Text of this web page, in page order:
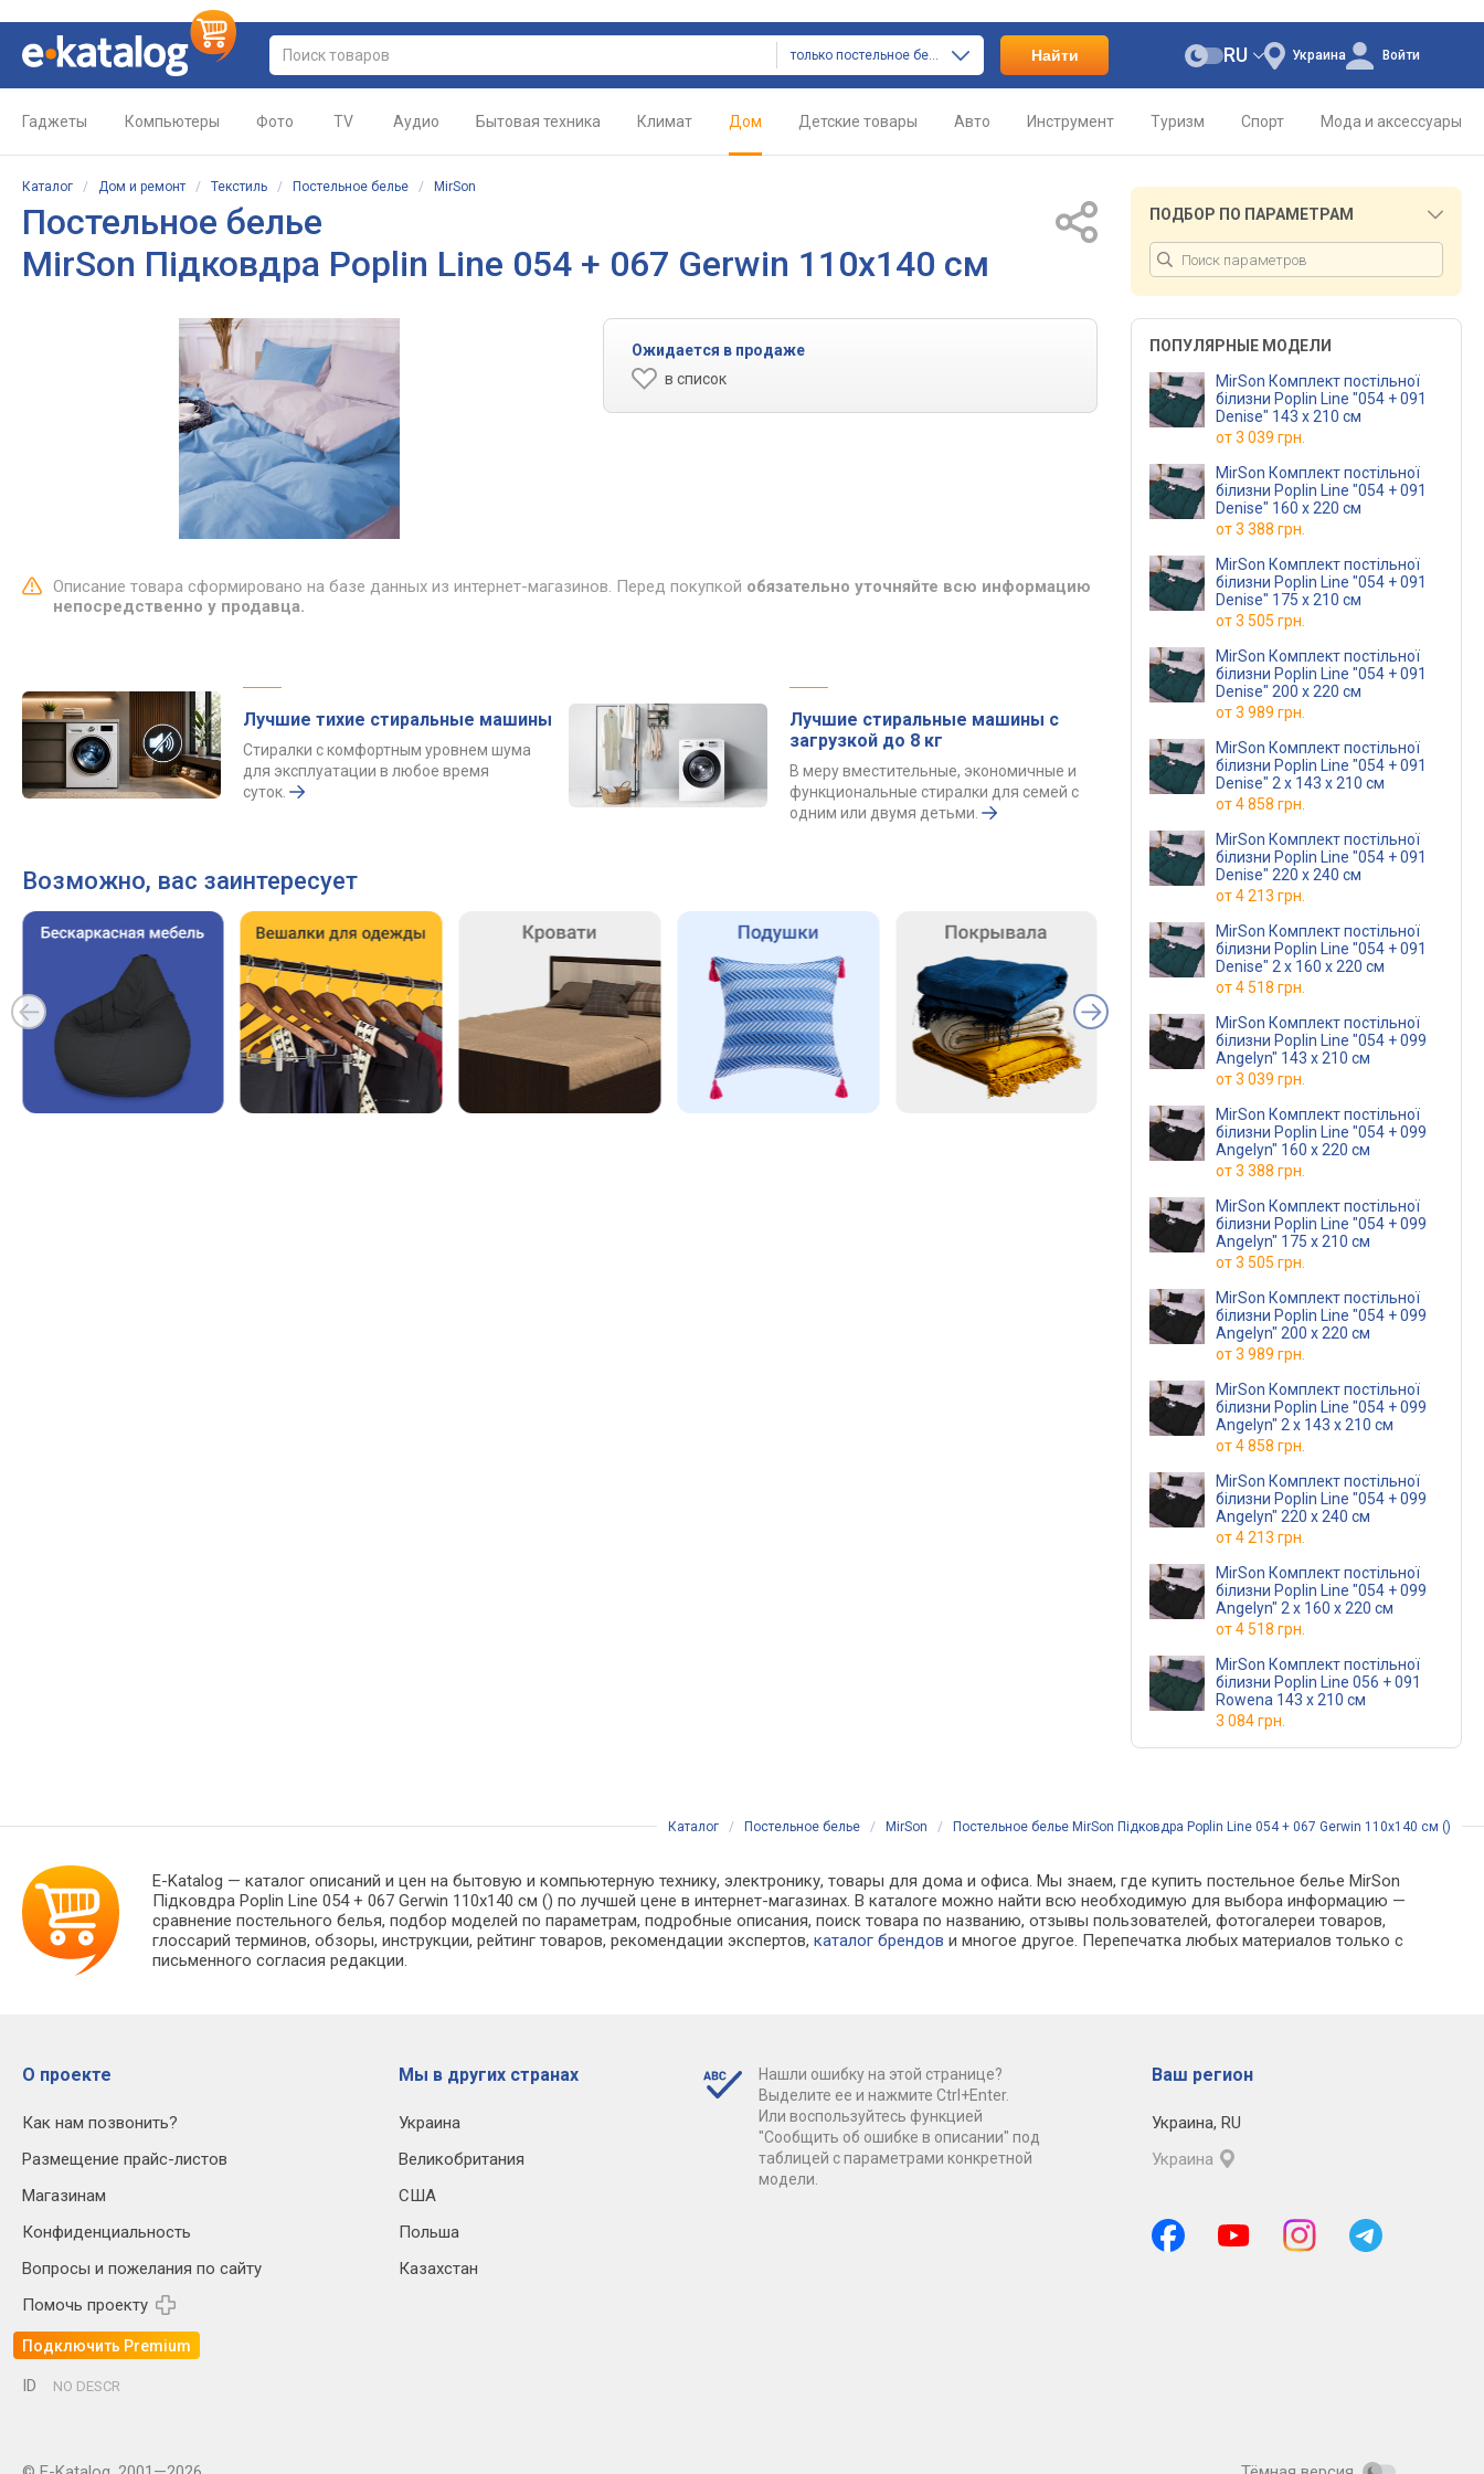
только постельное белье Найти Украина
RU Войти
Гаджеты Компьютеры Фото TV Аудио Бытовая техника Климат Дом Детские товары Авто Инструмент Туризм Спорт Мода и аксессуары
Каталог / Дом и ремонт / Текстиль / Постельное белье / MirSon
Постельное белье
MirSon Підковдра Poplin Line 054 + 067 Gerwin 110х140 см
Ожидается в продаже
в список
Описание товара сформировано на базе данных из интернет-магазинов. Перед покупкой обязательно уточняйте всю информацию
непосредственно у продавца.
Лучшие тихие стиральные машины
Стиралки с комфортным уровнем шума
для эксплуатации в любое время
суток.
Лучшие стиральные машины с
загрузкой до 8 кг
В меру вместительные, экономичные и
функциональные стиралки для семей с
одним или двумя детьми.
Возможно, вас заинтересует
ПОДБОР ПО ПАРАМЕТРАМ
ПОПУЛЯРНЫЕ МОДЕЛИ
MirSon Комплект постільної
білизни Poplin Line "054 + 091
Denise" 143 x 210 см
от3 039 грн.
MirSon Комплект постільної
білизни Poplin Line "054 + 091
Denise" 160 x 220 см
от3 388 грн.
MirSon Комплект постільної
білизни Poplin Line "054 + 091
Denise" 175 x 210 см
от3 505 грн.
MirSon Комплект постільної
білизни Poplin Line "054 + 091
Denise" 200 x 220 см
от3 989 грн.
MirSon Комплект постільної
білизни Poplin Line "054 + 091
Denise" 2 x 143 x 210 см
от4 858 грн.
MirSon Комплект постільної
білизни Poplin Line "054 + 091
Denise" 220 x 240 см
от4 213 грн.
MirSon Комплект постільної
білизни Poplin Line "054 + 091
Denise" 2 x 160 x 220 см
от4 518 грн.
MirSon Комплект постільної
білизни Poplin Line "054 + 099
Angelyn" 143 x 210 см
от3 039 грн.
MirSon Комплект постільної
білизни Poplin Line "054 + 099
Angelyn" 160 x 220 см
от3 388 грн.
MirSon Комплект постільної
білизни Poplin Line "054 + 099
Angelyn" 175 x 210 см
от3 505 грн.
MirSon Комплект постільної
білизни Poplin Line "054 + 099
Angelyn" 200 x 220 см
от3 989 грн.
MirSon Комплект постільної
білизни Poplin Line "054 + 099
Angelyn" 2 x 143 x 210 см
от4 858 грн.
MirSon Комплект постільної
білизни Poplin Line "054 + 099
Angelyn" 220 x 240 см
от4 213 грн.
MirSon Комплект постільної
білизни Poplin Line "054 + 099
Angelyn" 2 x 160 x 220 см
от4 518 грн.
MirSon Комплект постільної
білизни Poplin Line 056 + 091
Rowena 143 x 210 см
3 084 грн.
Каталог / Постельное белье / MirSon / Постельное белье MirSon Підковдра Poplin Line 054 + 067 Gerwin 110х140 см ()
E-Katalog — каталог описаний и цен на бытовую и компьютерную технику, электронику, товары для дома и офиса. Мы знаем, где купить постельное белье MirSon
Підковдра Poplin Line 054 + 067 Gerwin 110х140 см () по лучшей цене в интернет-магазинах. В каталоге можно найти всю необходимую для выбора информацию —
сравнение постельного белья, подбор моделей по параметрам, подробные описания, поиск товара по названию, отзывы пользователей, фотогалереи товаров,
глоссарий терминов, обзоры, инструкции, рейтинг товаров, рекомендации экспертов,каталог брендов и многое другое. Перепечатка любых материалов только с
письменного согласия редакции.
О проекте
Как нам позвонить?
Размещение прайс-листов
Магазинам
Конфиденциальность
Вопросы и пожелания по сайту
Помочь проекту
Подключить Premium
Мы в других странах
Украина
Великобритания
США
Польша
Казахстан
Нашли ошибку на этой странице?
Выделите ее и нажмите Ctrl+Enter.
Или воспользуйтесь функцией
"Сообщить об ошибке в описании" под
таблицей с параметрами конкретной
модели.
Ваш регион
Украина, RU
Украина
ID NO DESCR